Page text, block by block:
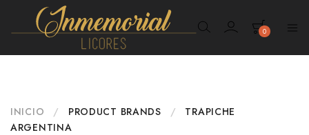
Inmemorial
0
INICIO / PRODUCT BRANDS /
TRAPICHE
ARGENTINA